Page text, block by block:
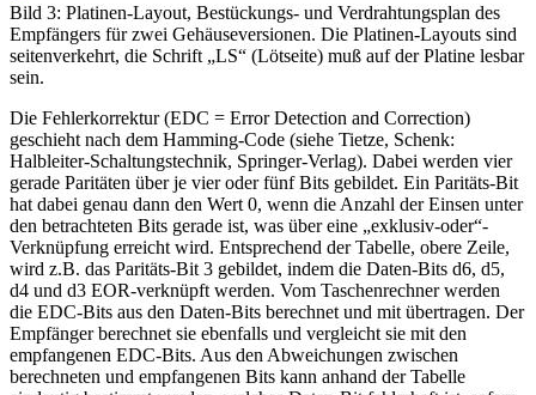
Bild 3: Platinen-Layout, Bestückungs- und Verdrahtungsplan des
Empfängers für zwei Gehäuseversionen. Die Platinen-Layouts sind
seitenverkehrt, die Schrift „LS“ (Lötseite) muß auf der Platine lesbar
sein.
Die Fehlerkorrektur (EDC = Error Detection and Correction)
geschieht nach dem Hamming-Code (siehe Tietze, Schenk:
Halbleiter-Schaltungstechnik, Springer-Verlag). Dabei werden vier
gerade Paritäten über je vier oder fünf Bits gebildet. Ein Paritäts-Bit
hat dabei genau dann den Wert 0, wenn die Anzahl der Einsen unter
den betrachteten Bits gerade ist, was über eine „exklusiv-oder“-
Verknüpfung erreicht wird. Entsprechend der Tabelle, obere Zeile,
wird z.B. das Paritäts-Bit 3 gebildet, indem die Daten-Bits d6, d5,
d4 und d3 EOR-verknüpft werden. Vom Taschenrechner werden
die EDC-Bits aus den Daten-Bits berechnet und mit übertragen. Der
Empfänger berechnet sie ebenfalls und vergleicht sie mit den
empfangenen EDC-Bits. Aus den Abweichungen zwischen
berechneten und empfangenen Bits kann anhand der Tabelle